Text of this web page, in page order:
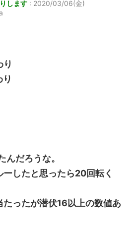
します : 2020/03/06(金)
だろうな。
したと思ったら20回転く
たったが潜伏16以上の数値あ